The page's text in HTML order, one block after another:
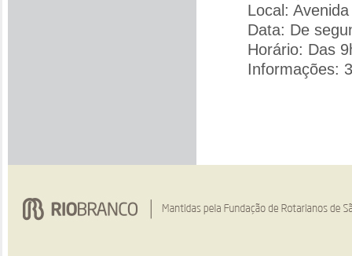
Local:
Data: De
Horário: Das
Informações: